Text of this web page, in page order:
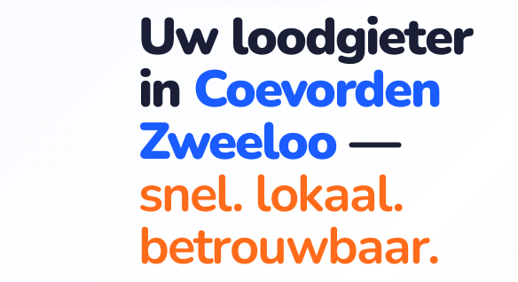
Uw loodgieter
in Coevorden
Zweeloo—
snel. lokaal.
betrouwbaar.